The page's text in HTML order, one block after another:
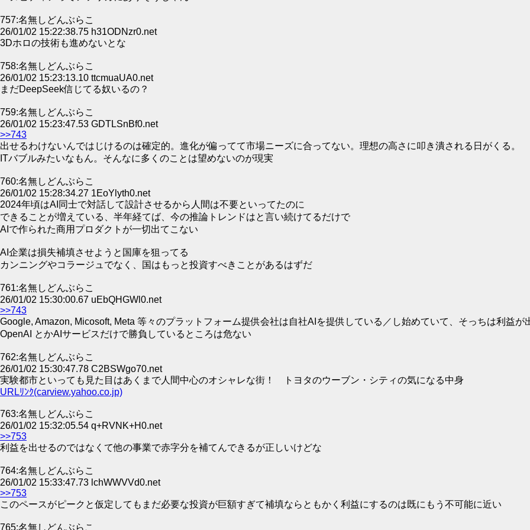
757:名無しどんぶらこ
26/01/02 15:22:38.75 h31ODNzr0.net
3Dホロの技術も進めないとな
758:名無しどんぶらこ
26/01/02 15:23:13.10 ttcmuaUA0.net
まだDeepSeek信じてる奴いるの？
759:名無しどんぶらこ
26/01/02 15:23:47.53 GDTLSnBf0.net
>>743
出せるわけないんではじけるのは確定的。進化が偏ってて市場ニーズに合ってない。理想の高さに叩き潰される日がくる。
ITバブルみたいなもん。そんなに多くのことは望めないのが現実
760:名無しどんぶらこ
26/01/02 15:28:34.27 1EoYlyth0.net
2024年頃はAI同士で対話して設計させるから人間は不要といってたのに
できることが増えている、半年経てば、今の推論トレンドはと言い続けてるだけで
AIで作られた商用プロダクトが一切出てこない
AI企業は損失補填させようと国庫を狙ってる
カンニングやコラージュでなく、国はもっと投資すべきことがあるはずだ
761:名無しどんぶらこ
26/01/02 15:30:00.67 uEbQHGWl0.net
>>743
Google, Amazon, Micosoft, Meta 等々のプラットフォーム提供会社は自社AIを提供している／し始めていて、そっちは利益が
OpenAI とかAIサービスだけで勝負しているところは危ない
762:名無しどんぶらこ
26/01/02 15:30:47.78 C2BSWgo70.net
実験都市といっても見た目はあくまで人間中心のオシャレな街！ トヨタのウーブン・シティの気になる中身
URLﾘﾝｸ(carview.yahoo.co.jp)
763:名無しどんぶらこ
26/01/02 15:32:05.54 q+RVNK+H0.net
>>753
利益を出せるのではなくて他の事業で赤字分を補てんできるが正しいけどな
764:名無しどんぶらこ
26/01/02 15:33:47.73 lchWWVVd0.net
>>753
このペースがピークと仮定してもまだ必要な投資が巨額すぎて補填ならともかく利益にするのは既にもう不可能に近い
765:名無しどんぶらこ